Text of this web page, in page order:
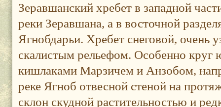
Зеравшанский хребет в западной
реки Зеравшана, а в восточной
Ягнобдарьи. Хребет снеговой, очень
скалистым рельефом. Особенно
кишлаками Марзичем и Анзобом,
реке Ягноб отвесной стеной на
склон скудной растительностью и